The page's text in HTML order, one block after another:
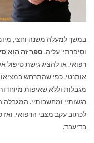
וסיפרתי עליה. ספר זה הוא
רפואי, או להציג גישת טיפול
אותנטי, כפי שהתרחש
מגבלות וללא שאיפות
רגשותיי ומחשבותיי.
לכתוב עקב מצבי הרפואי,
בדיעבד.